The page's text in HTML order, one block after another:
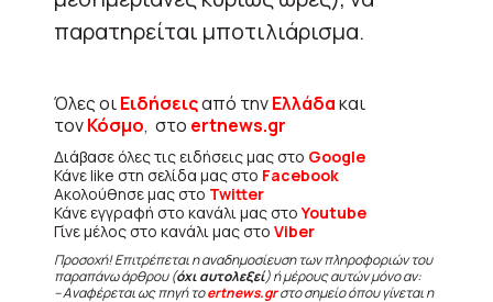
παρατηρείται μποτιλιάρισμα.
Όλες οιΕιδήσειςαπό τηνΕλλάδακαι
τονΚόσμο, στο ertnews.gr
Διάβασε όλες τις ειδήσεις μας στο Google
Κάνε like στη σελίδα μας στο Facebook
Ακολούθησε μας στο Twitter
Κάνε εγγραφή στο κανάλι μας στοYoutube
Γίνε μέλος στο κανάλι μας στο Viber
Προσοχή! Επιτρέπεται η αναδημοσίευση των πληροφοριών του
παραπάνω άρθρου (όχι αυτολεξεί) ή μέρους αυτών μόνο αν:
– Αναφέρεται ως πηγή τοertnews.grστο σημείο όπου γίνεται η